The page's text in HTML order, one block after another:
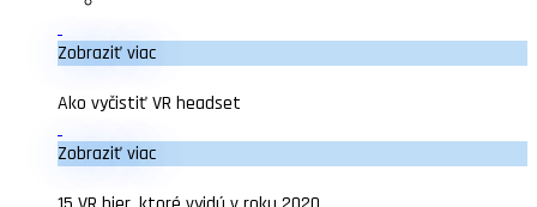
Zobraziť viac
Ako vyčistiť VR headset
Zobraziť viac